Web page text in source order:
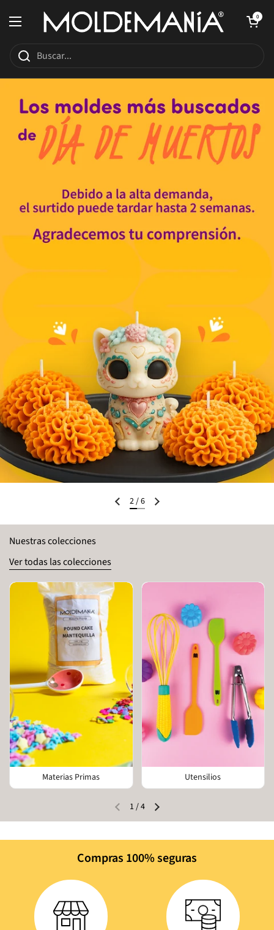
Abrir menú
Abrir carrito de
0
2/6
Nuestras colecciones
Ver todas las colecciones
Materias Primas Utensilios
1/4
Compras 100% seguras